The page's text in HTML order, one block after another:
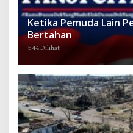
Ketika Pemuda Lain
Bertahan
544 Dilihat